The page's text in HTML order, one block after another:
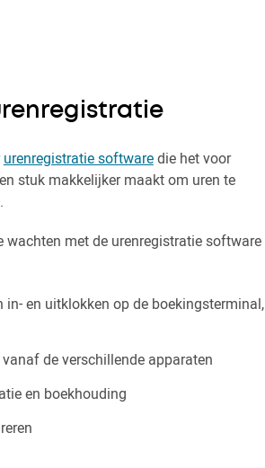
urenregistratie softwaredie het voor
stuk makkelijker maakt om uren te
met de urenregistratie software
in- en uitklokken op de boekingsterminal,
de verschillende apparaten
en boekhouding